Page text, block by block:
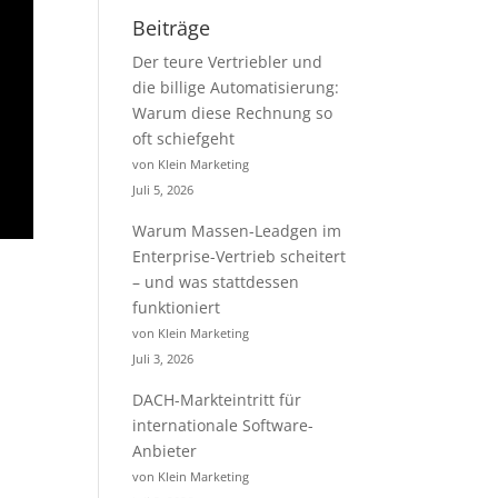
Beiträge
Der teure Vertriebler und
die billige Automatisierung:
Warum diese Rechnung so
oft schiefgeht
von Klein Marketing
Juli 5, 2026
Warum Massen-Leadgen im
Enterprise-Vertrieb scheitert
– und was stattdessen
funktioniert
von Klein Marketing
Juli 3, 2026
DACH-Markteintritt für
internationale Software-
Anbieter
von Klein Marketing